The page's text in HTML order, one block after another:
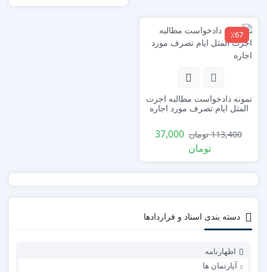
٪67
نمونه دادخواست مطالبه اجرت
المثل ایام تصرف مورد اجاره
113,400 تومان 37,000
تومان
دسته بندی اسناد و قراردادها
اظهارنامه
آپارتمان ها